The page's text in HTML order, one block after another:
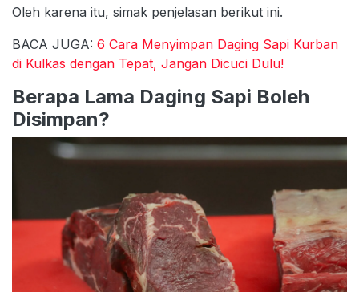
Oleh karena itu, simak penjelasan berikut ini.
BACA JUGA: 6 Cara Menyimpan Daging Sapi Kurban
di Kulkas dengan Tepat, Jangan Dicuci Dulu!
Berapa Lama Daging Sapi Boleh
Disimpan?